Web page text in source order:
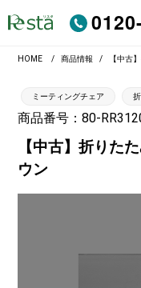
HOME 商品情報 【中古
ミーティングチェア
商品番号：80-
【中古】折りた
ウン